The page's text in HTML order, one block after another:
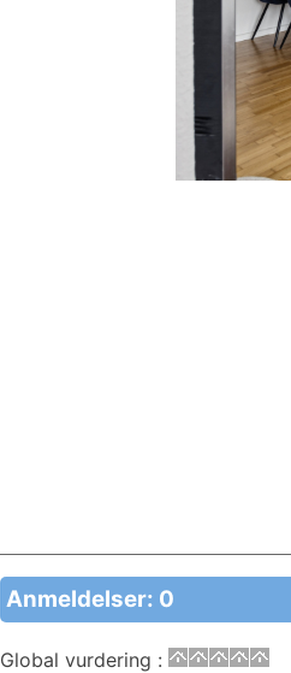
Anmeldelser: 0
Global vurdering :